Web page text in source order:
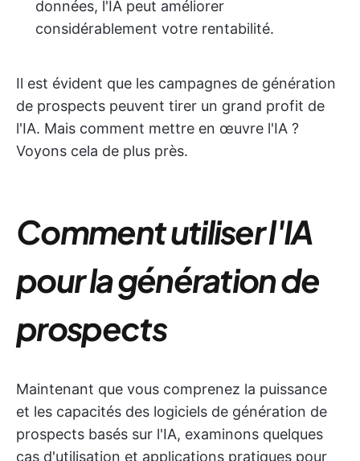
données, l'IA peut améliorer
considérablement votre rentabilité.
Il est évident que les campagnes de génération
de prospects peuvent tirer un grand profit de
l'IA. Mais comment mettre en œuvre l'IA ?
Voyons cela de plus près.
Comment utiliser l'IA
pour la génération de
prospects
Maintenant que vous comprenez la puissance
et les capacités des logiciels de génération de
prospects basés sur l'IA, examinons quelques
cas d'utilisation et applications pratiques pour